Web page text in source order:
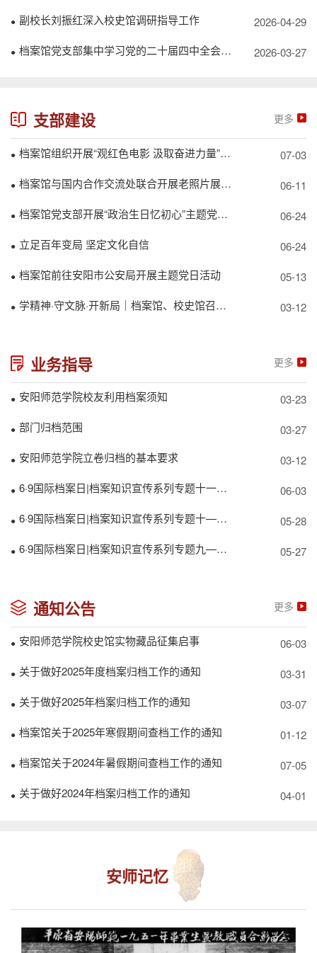
● 副校长刘振红深入校史馆调研指导工作 2026-04-29
● 档案馆党支部集中学习党的二十届四中全会精神 谋划“十五五”档案事业发展 2026-03-27
支部建设 更多
● 档案馆组织开展“观红色电影 汲取奋进力量”主题党日活动 07-03
● 档案馆与国内合作交流处联合开展老照片展参观主题党日活动 06-11
● 档案馆党支部开展“政治生日忆初心”主题党日活动 06-24
● 立足百年变局 坚定文化自信 06-24
● 档案馆前往安阳市公安局开展主题党日活动 05-13
● 学精神·守文脉·开新局｜档案馆、校史馆召开贯彻落实学校第五次党代会精神专题会 03-12
业务指导 更多
● 安阳师范学院校友利用档案须知 03-23
● 部门归档范围 03-27
● 安阳师范学院立卷归档的基本要求 03-12
● 6·9国际档案日|档案知识宣传系列专题十一——电子会计档案管理规范 06-03
● 6·9国际档案日|档案知识宣传系列专题十——会计档案案卷格式 05-28
● 6·9国际档案日|档案知识宣传系列专题九——会计档案管理办法 05-27
通知公告 更多
● 安阳师范学院校史馆实物藏品征集启事 06-03
● 关于做好2025年度档案归档工作的通知 03-31
● 关于做好2025年档案归档工作的通知 03-07
● 档案馆关于2025年寒假期间查档工作的通知 01-12
● 档案馆关于2024年暑假期间查档工作的通知 07-05
● 关于做好2024年档案归档工作的通知 04-01
安师记忆